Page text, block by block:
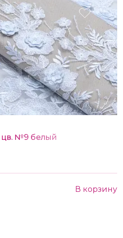
цв. №9 белый
В корзину